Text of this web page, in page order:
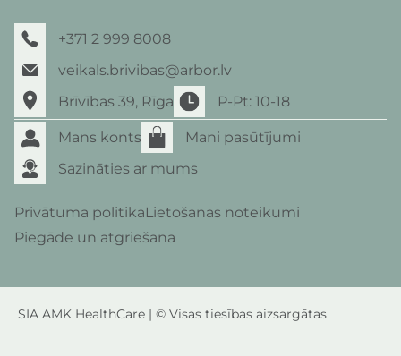
+371 2 999 8008
veikals.brivibas@arbor.lv
Brīvības 39, Rīga
P-Pt: 10-18
Mans konts
Mani pasūtījumi
Sazināties ar mums
Privātuma politikaLietošanas noteikumi
Piegāde un atgriešana
SIA AMK HealthCare | © Visas tiesības aizsargātas